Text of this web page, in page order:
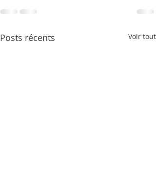
Posts récents Voir tout